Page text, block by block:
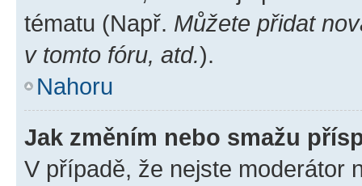
tématu (Např. Můžete přidat
v tomto fóru, atd.).
Nahoru
Jak změním nebo smažu
V případě, že nejste moderátor